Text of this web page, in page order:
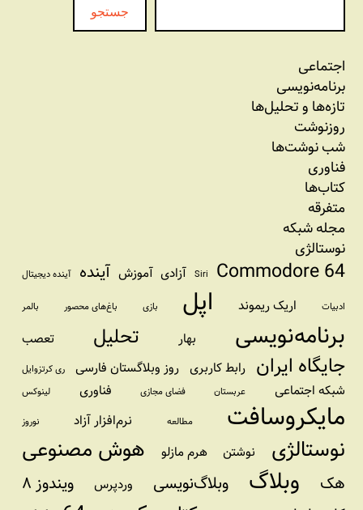
جستجو
اجتماعی
برنامه‏‌نویسی
تازه‌‌ها و تحلیل‌ها
روزنوشت
شب نوشت‌ها
فناوری
کتاب‌ها
متفرقه
مجله شبکه
نوستالژی
Commodore 64
Siri آزادی آموزش آینده آینده دیجیتال
ادبیات اریک ریموند اپل بازی باغ‌های محصور بالمر
برنامه‌نویسی بهار تحلیل تعصب
جایگاه ایران رابط کاربری روز وبلاگستان فارسی ری کرتزوایل
شبکه اجتماعی عربستان فضای مجازی فناوری لینوکس
مایکروسافت مطالعه نرم‌افزار آزاد نوروز
نوستالژی نوشتن هرم مازلو هوش مصنوعی
هک وبلاگ وبلاگ‌نویسی وردپرس
ویندوز ۸